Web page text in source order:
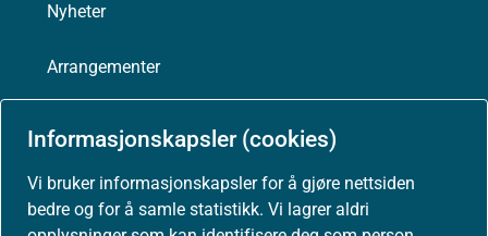
Informasjonskapsler (cookies)
Vi bruker informasjonskapsler for å gjøre nettsiden
bedre og for å samle statistikk. Vi lagrer aldri
Nyheter
Arrangementer
Presse